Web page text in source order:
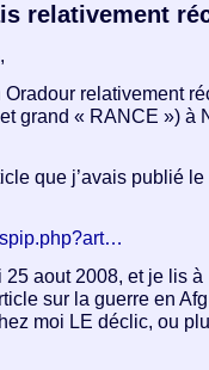
relativement
Oradour relativement
grand « RANCE ») à
que j’avais publié
25 aout 2008, et je lis
sur la guerre en
moi LE déclic, ou